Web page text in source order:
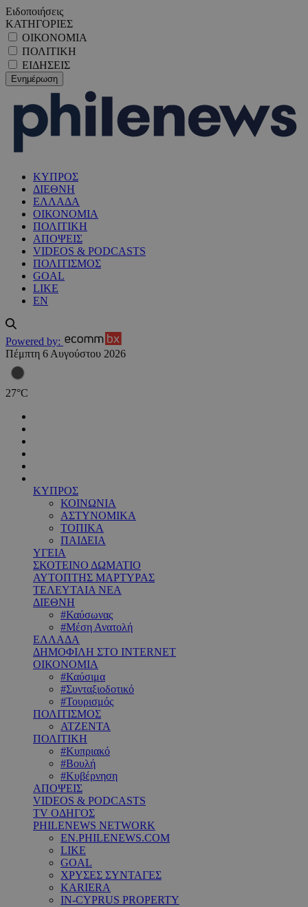
Ειδοποιήσεις
ΚΑΤΗΓΟΡΙΕΣ
ΟΙΚΟΝΟΜΙΑ
ΠΟΛΙΤΙΚΗ
ΕΙΔΗΣΕΙΣ
ΚΥΠΡΟΣ
ΔΙΕΘΝΗ
ΕΛΛΑΔΑ
ΟΙΚΟΝΟΜΙΑ
ΠΟΛΙΤΙΚΗ
ΑΠΟΨΕΙΣ
VIDEOS & PODCASTS
ΠΟΛΙΤΙΣΜΟΣ
GOAL
LIKE
EN
Powered by:
Πέμπτη 6 Αυγούστου 2026
27°C
ΚΥΠΡΟΣ
ΚΟΙΝΩΝΙΑ
ΑΣΤΥΝΟΜΙΚΑ
ΤΟΠΙΚΑ
ΠΑΙΔΕΙΑ
ΥΓΕΙΑ
ΣΚΟΤΕΙΝΟ ΔΩΜΑΤΙΟ
ΑΥΤΟΠΤΗΣ ΜΑΡΤΥΡΑΣ
ΤΕΛΕΥΤΑΙΑ ΝΕΑ
ΔΙΕΘΝΗ
#Καύσωνας
#Μέση Ανατολή
ΕΛΛΑΔΑ
ΔΗΜΟΦΙΛΗ ΣΤΟ INTERNET
ΟΙΚΟΝΟΜΙΑ
#Καύσιμα
#Συνταξιοδοτικό
#Τουρισμός
ΠΟΛΙΤΙΣΜΟΣ
ΑΤΖΕΝΤΑ
ΠΟΛΙΤΙΚΗ
#Κυπριακό
#Βουλή
#Κυβέρνηση
ΑΠΟΨΕΙΣ
VIDEOS & PODCASTS
TV ΟΔΗΓΟΣ
PHILENEWS NETWORK
EN.PHILENEWS.COM
LIKE
GOAL
ΧΡΥΣΕΣ ΣΥΝΤΑΓΕΣ
KARIERA
IN-CYPRUS PROPERTY